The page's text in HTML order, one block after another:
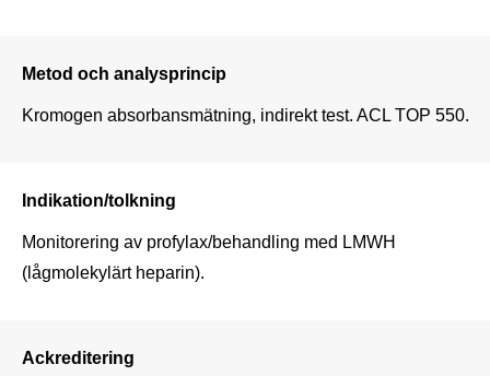
Metod och analysprincip
Kromogen absorbansmätning, indirekt test. ACL TOP 550.
Indikation/tolkning
Monitorering av profylax/behandling med LMWH
(lågmolekylärt heparin).
Ackreditering